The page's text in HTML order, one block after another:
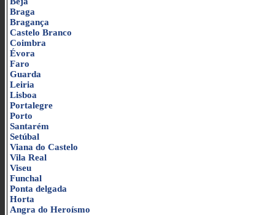
Braga
Bragança
Castelo Branco
Coimbra
Évora
Faro
Guarda
Leiria
Lisboa
Portalegre
Porto
Santarém
Setúbal
Viana do Castelo
Vila Real
Viseu
Funchal
Ponta delgada
Horta
Angra do Heroísmo